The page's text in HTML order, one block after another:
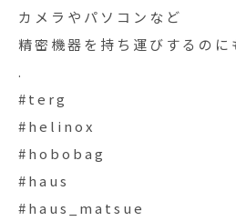
カメラやパソコンなど
精密機器を持ち運びするのに
.
#terg
#helinox
#hobobag
#haus
#haus_matsue